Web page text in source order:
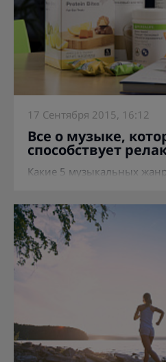
17 Сентября 2015, 16:12
Все о музыке,
способствует
Какие 5 музыкальных